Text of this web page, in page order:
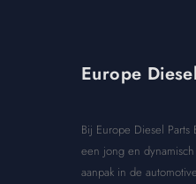
Europe
Bij Europe Diesel Parts
een jong en
aanpak in de